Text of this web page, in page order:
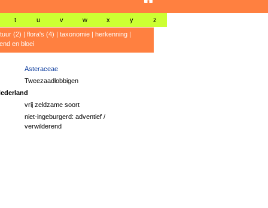
t u v w x y z
(2) | flora's (4) | taxonomie| herkenning|
en bloei
Asteraceae
Tweezaadlobbigen
vrij zeldzame soort
niet-ingeburgerd: adventief /
verwilderend